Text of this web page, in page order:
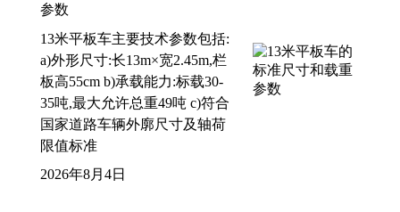
参数
13米平板车主要技术参数包括:
a)外形尺寸:长13m×宽2.45m,栏
板高55cm b)承载能力:标载30-
35吨,最大允许总重49吨 c)符合
国家道路车辆外廓尺寸及轴荷
限值标准
2026年8月4日